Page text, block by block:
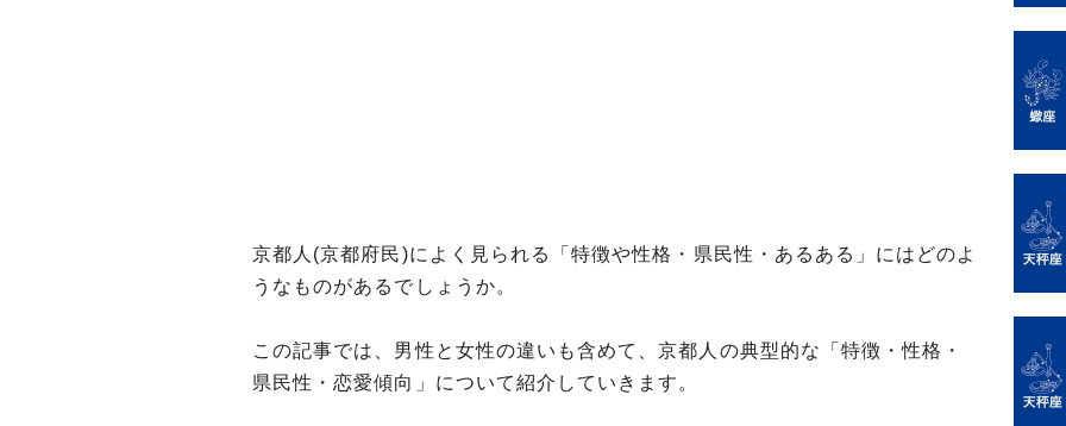
京都人(京都府民)によく見られる「特徴や性格・県民性・あるある」にはどのよ
うなものがあるでしょうか。
この記事では、男性と女性の違いも含めて、京都人の典型的な「特徴・性格・
県民性・恋愛傾向」について紹介していきます。